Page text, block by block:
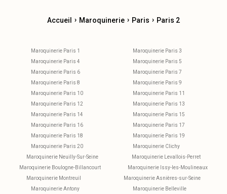
Accueil › Maroquinerie › Paris › Paris 2
Maroquinerie Paris 1
Maroquinerie Paris 3
Maroquinerie Paris 4
Maroquinerie Paris 5
Maroquinerie Paris 6
Maroquinerie Paris 7
Maroquinerie Paris 8
Maroquinerie Paris 9
Maroquinerie Paris 10
Maroquinerie Paris 11
Maroquinerie Paris 12
Maroquinerie Paris 13
Maroquinerie Paris 14
Maroquinerie Paris 15
Maroquinerie Paris 16
Maroquinerie Paris 17
Maroquinerie Paris 18
Maroquinerie Paris 19
Maroquinerie Paris 20
Maroquinerie Clichy
Maroquinerie Neuilly-Sur-Seine
Maroquinerie Levallois-Perret
Maroquinerie Boulogne-Billancourt
Maroquinerie Issy-les-Moulineaux
Maroquinerie Montreuil
Maroquinerie Asnières-sur-Seine
Maroquinerie Antony
Maroquinerie Belleville